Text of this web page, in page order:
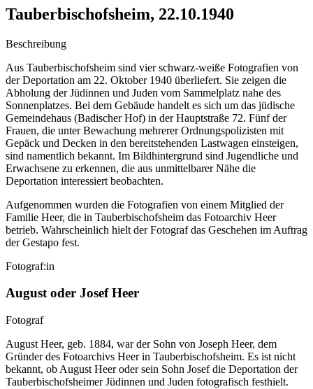
Tauberbischofsheim, 22.10.1940
Beschreibung
Aus Tauberbischofsheim sind vier schwarz-weiße Fotografien von
der Deportation am 22. Oktober 1940 überliefert. Sie zeigen die
Abholung der Jüdinnen und Juden vom Sammelplatz nahe des
Sonnenplatzes. Bei dem Gebäude handelt es sich um das jüdische
Gemeindehaus (Badischer Hof) in der Hauptstraße 72. Fünf der
Frauen, die unter Bewachung mehrerer Ordnungspolizisten mit
Gepäck und Decken in den bereitstehenden Lastwagen einsteigen,
sind namentlich bekannt. Im Bildhintergrund sind Jugendliche und
Erwachsene zu erkennen, die aus unmittelbarer Nähe die
Deportation interessiert beobachten.
Aufgenommen wurden die Fotografien von einem Mitglied der
Familie Heer, die in Tauberbischofsheim das Fotoarchiv Heer
betrieb. Wahrscheinlich hielt der Fotograf das Geschehen im Auftrag
der Gestapo fest.
Fotograf:in
August oder Josef Heer
Fotograf
August Heer, geb. 1884, war der Sohn von Joseph Heer, dem
Gründer des Fotoarchivs Heer in Tauberbischofsheim. Es ist nicht
bekannt, ob August Heer oder sein Sohn Josef die Deportation der
Tauberbischofsheimer Jüdinnen und Juden fotografisch festhielt.